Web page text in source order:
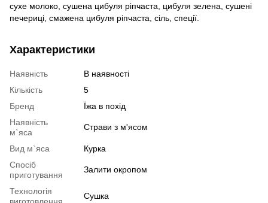
сухе молоко, сушена цибуля ріпчаста, цибуля зелена, сушені
печериці, смажена цибуля ріпчаста, сіль, спеції.
Характеристики
Наявність
В наявності
Кількість
5
Бренд
Їжа в похід
Наявність
м`яса
Страви з м'ясом
Вид м`яса
Курка
Спосіб
приготування
Залити окропом
Технологія
виготовлення
Сушка